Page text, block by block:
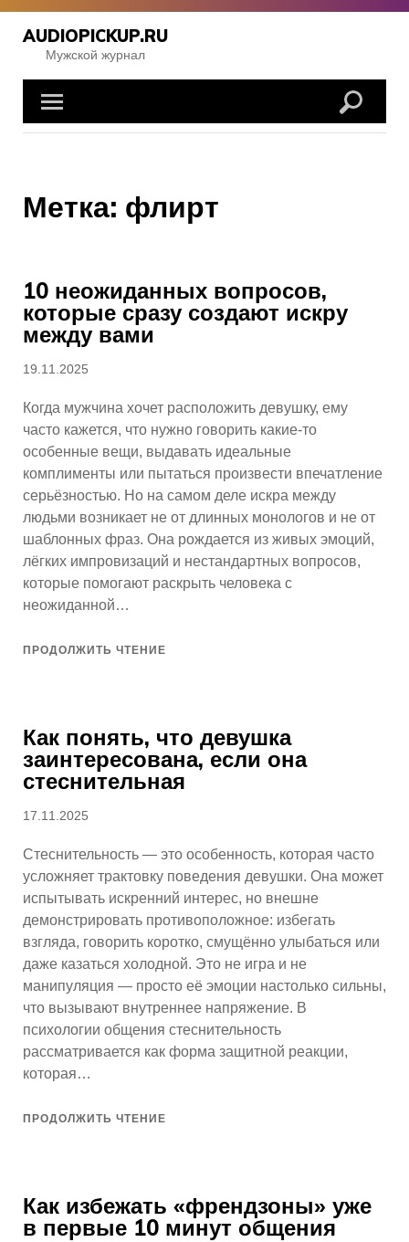
Перейти
содержимому
AUDIOPICKUP.RU
Мужской журнал
Метка: флирт
10 неожиданных вопросов,
которые сразу создают искру
между вами
Опубликовано
19.11.2025
Когда мужчина хочет расположить девушку, ему
часто кажется, что нужно говорить какие-то
особенные вещи, выдавать идеальные
комплименты или пытаться произвести впечатление
серьёзностью. Но на самом деле искра между
людьми возникает не от длинных монологов и не от
шаблонных фраз. Она рождается из живых эмоций,
лёгких импровизаций и нестандартных вопросов,
которые помогают раскрыть человека с
неожиданной…
ПРОДОЛЖИТЬ ЧТЕНИЕ
Как понять, что девушка
заинтересована, если она
стеснительная
Опубликовано
17.11.2025
Стеснительность — это особенность, которая часто
усложняет трактовку поведения девушки. Она может
испытывать искренний интерес, но внешне
демонстрировать противоположное: избегать
взгляда, говорить коротко, смущённо улыбаться или
даже казаться холодной. Это не игра и не
манипуляция — просто её эмоции настолько сильны,
что вызывают внутреннее напряжение. В
психологии общения стеснительность
рассматривается как форма защитной реакции,
которая…
ПРОДОЛЖИТЬ ЧТЕНИЕ
Как избежать «френдзоны» уже
в первые 10 минут общения